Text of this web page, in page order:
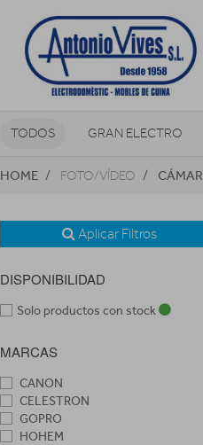
TODOS GRAN ELECTRO
CLIMATIZACIÓN Y
HOME FOTO/VÍDEO
Aplicar Filtros
DISPONIBILIDAD
Solo productos con stock
MARCAS
CANON
CELESTRON
GOPRO
HOHEM